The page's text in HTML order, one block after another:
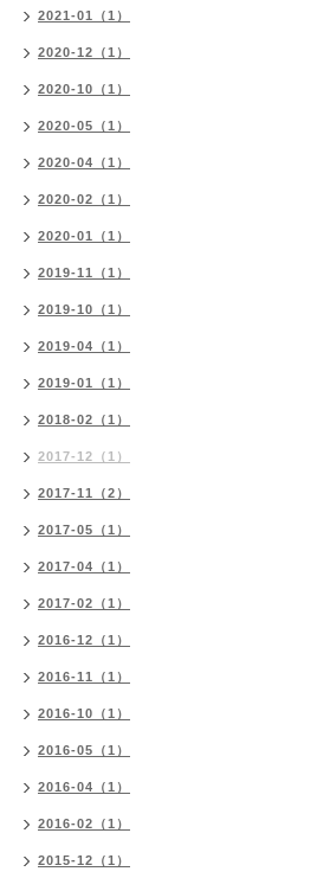
2021-01（1）
2020-12（1）
2020-10（1）
2020-05（1）
2020-04（1）
2020-02（1）
2020-01（1）
2019-11（1）
2019-10（1）
2019-04（1）
2019-01（1）
2018-02（1）
2017-12（1）
2017-11（2）
2017-05（1）
2017-04（1）
2017-02（1）
2016-12（1）
2016-11（1）
2016-10（1）
2016-05（1）
2016-04（1）
2016-02（1）
2015-12（1）